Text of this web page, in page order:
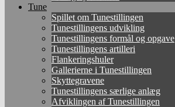
Tune
Spillet om Tunestillingen
Tunestillingens udvikling
Tunestillingens formål og opgave
Tunestillingens artilleri
Flankeringshuler
Gallerierne i Tunestillingen
Skyttegravene
Tunestillingens særlige anlæg
Afviklingen af Tunestillingen